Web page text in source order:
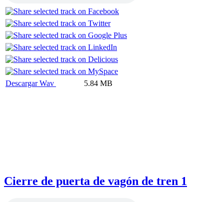
Descargar Wav 5.84 MB
Cierre de puerta de vagón de tren 1